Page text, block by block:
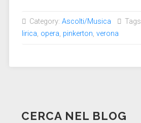
Category: Ascolti/Musica
lirica, opera, pinkerton, verona
CERCA NEL BLOG